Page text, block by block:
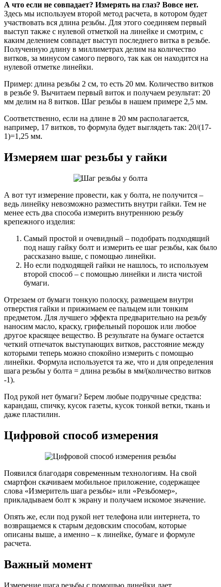
А что если не совпадает? Измерять на глаз? Вовсе нет.
Здесь мы используем второй метод расчета, в котором будет
участвовать вся длина резьбы. Для этого соединяем первый
выступ также с нулевой отметкой на линейке и смотрим, с
каким делением совпадет выступ последнего витка в резьбе.
Полученную длину в миллиметрах делим на количество
витков, за минусом самого первого, так как он находится на
нулевой отметке линейки.
Пример: длина резьбы 2 см, то есть 20 мм. Количество витков
в резьбе 9. Вычитаем первый виток и получаем результат: 20
мм делим на 8 витков. Шаг резьбы в нашем примере 2,5 мм.
Соответственно, если на длине в 20 мм располагается,
например, 17 витков, то формула будет выглядеть так: 20/(17-
1)=1,25 мм.
Измеряем шаг резьбы у гайки
А вот тут измерение провести, как у болта, не получится –
ведь линейку невозможно разместить внутри гайки. Тем не
менее есть два способа измерить внутреннюю резьбу
крепежного изделия:
Самый простой и очевидный – подобрать подходящий
под нашу гайку болт и измерить ее шаг резьбы, как было
рассказано выше, с помощью линейки.
Но если подходящей гайки не нашлось, то используем
второй способ – с помощью линейки и листа чистой
бумаги.
Отрезаем от бумаги тонкую полоску, размещаем внутри
отверстия гайки и прижимаем ее пальцем или тонким
предметом. Для лучшего эффекта предварительно на резьбу
наносим масло, краску, грифельный порошок или любое
другое красящее вещество. В результате на бумаге остается
четкий отпечаток выступающих витков, расстояние между
которыми теперь можно спокойно измерить с помощью
линейки. Формула используется та же, что и для определения
шага резьбы у болта = длина резьбы в мм/(количество витков
-1).
Под рукой нет бумаги? Берем любые подручные средства:
карандаш, спичку, кусок газеты, кусок тонкой ветки, ткань и
даже пластилин.
Цифровой способ измерения
Появился благодаря современным технологиям. На свой
смартфон скачиваем мобильное приложение, содержащее
слова «Измеритель шага резьбы» или «Резьбомер»,
прикладываем болт к экрану и получаем искомое значение.
Опять же, если под рукой нет телефона или интернета, то
возвращаемся к старым дедовским способам, которые
описаны выше, а именно – к линейке, бумаге и формуле
расчета.
Важный момент
Измерение шага резьбы с помощью линейки дает